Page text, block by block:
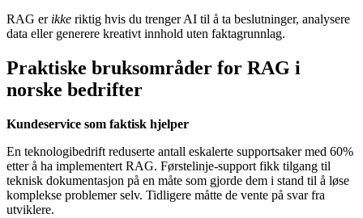
RAG er ikke riktig hvis du trenger AI til å ta beslutninger, analysere
data eller generere kreativt innhold uten faktagrunnlag.
Praktiske bruksområder for RAG i
norske bedrifter
Kundeservice som faktisk hjelper
En teknologibedrift reduserte antall eskalerte supportsaker med 60%
etter å ha implementert RAG. Førstelinje-support fikk tilgang til
teknisk dokumentasjon på en måte som gjorde dem i stand til å løse
komplekse problemer selv. Tidligere måtte de vente på svar fra
utviklere.